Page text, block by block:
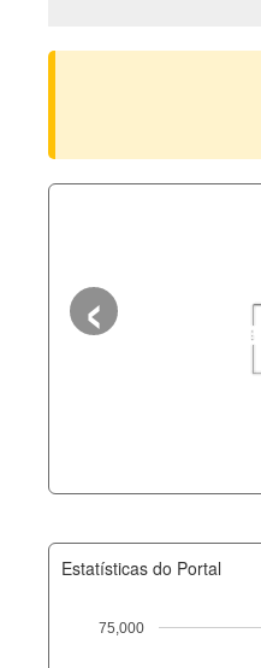
‹
Estatísticas do Portal
75,000